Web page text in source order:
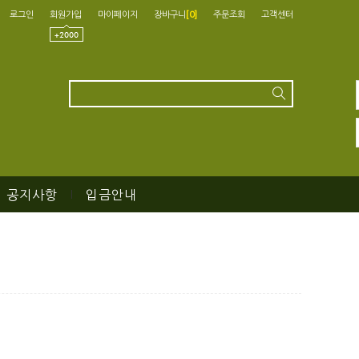
로그인 회원가입 마이페이지 장바구니[0] 주문조회 고객센터
공지사항 | 입금안내